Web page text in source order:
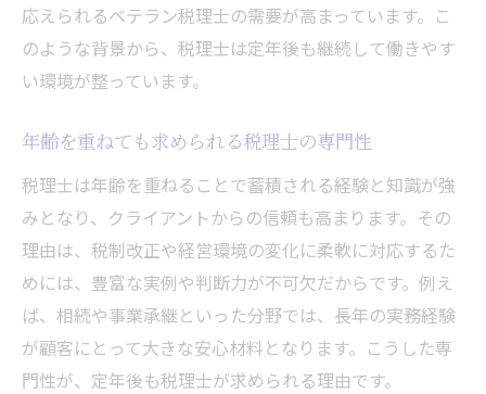
い
失敗しない税理士選びのための心構え
税理士とともに歩む定年後の安心プラン
応えられるベテラン税理士の需要が高まっています。こ
のような背景から、税理士は定年後も継続して働きやす
い環境が整っています。
年齢を重ねても求められる税理士の専門性
税理士は年齢を重ねることで蓄積される経験と知識が強
みとなり、クライアントからの信頼も高まります。その
理由は、税制改正や経営環境の変化に柔軟に対応するた
めには、豊富な実例や判断力が不可欠だからです。例え
ば、相続や事業承継といった分野では、長年の実務経験
が顧客にとって大きな安心材料となります。こうした専
門性が、定年後も税理士が求められる理由です。